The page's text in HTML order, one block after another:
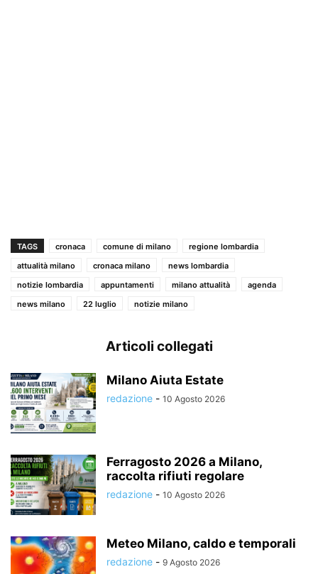
TAGS cronaca comune di milano
regione lombardia
attualità milano
cronaca milano
news lombardia
notizie lombardia
appuntamenti milano attualità
agenda
news milano
22 luglio notizie milano
Articoli collegati
Milano Aiuta Estate
redazione - 10 Agosto 2026
Ferragosto 2026 a Milano,
raccolta rifiuti regolare
redazione - 10 Agosto 2026
Meteo Milano, caldo e temporali
redazione - 9 Agosto 2026